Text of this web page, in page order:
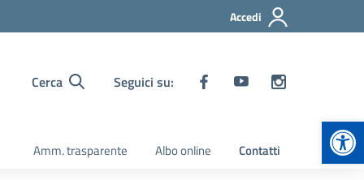
Accedi
Cerca Seguici su:
Amm. trasparente Albo online Contatti